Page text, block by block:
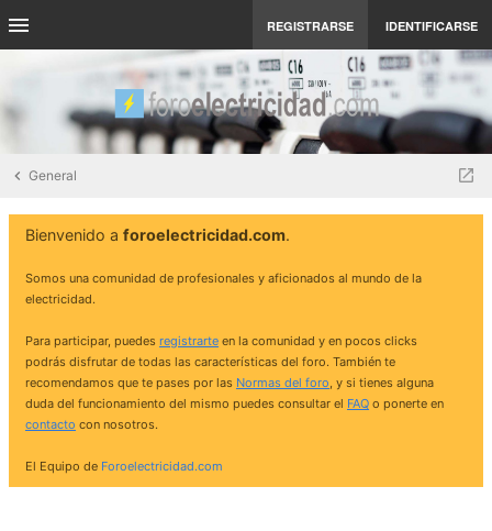
REGISTRARSE IDENTIFICARSE
General
Bienvenido a foroelectricidad.com.
Somos una comunidad de profesionales y aficionados al mundo de la
electricidad.
Para participar, puedes registrarte en la comunidad y en pocos clicks
podrás disfrutar de todas las características del foro. También te
recomendamos que te pases por las Normas del foro, y si tienes alguna
duda del funcionamiento del mismo puedes consultar el FAQ o ponerte en
contacto con nosotros.
El Equipo de Foroelectricidad.com